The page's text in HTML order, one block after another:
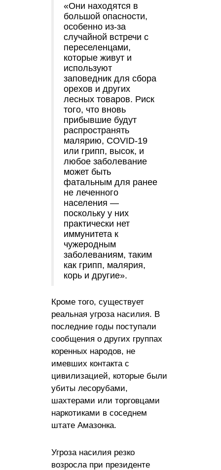
«Они находятся в
большой опасности,
особенно из-за
случайной встречи с
переселенцами,
которые живут и
используют
заповедник для сбора
орехов и других
лесных товаров. Риск
того, что вновь
прибывшие будут
распространять
малярию, COVID-19
или грипп, высок, и
любое заболевание
может быть
фатальным для ранее
не леченного
населения —
поскольку у них
практически нет
иммунитета к
чужеродным
заболеваниям, таким
как грипп, малярия,
корь и другие».
Кроме того, существует
реальная угроза насилия. В
последние годы поступали
сообщения о других группах
коренных народов, не
имевших контакта с
цивилизацией, которые были
убиты лесорубами,
шахтерами или торговцами
наркотиками в соседнем
штате Амазонка.
Угроза насилия резко
возросла при президенте